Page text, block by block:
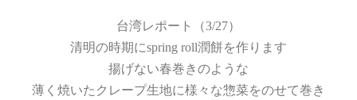
台湾レポート（3/27）
清明の時期にspring roll潤餅を作ります
揚げない春巻きのような
薄く焼いたクレープ生地に様々な惣菜をのせて巻き